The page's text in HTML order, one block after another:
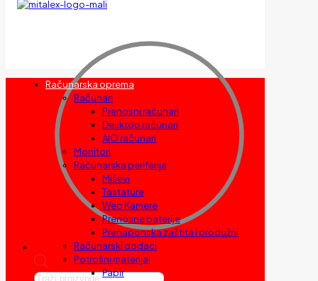
Products
Računarska oprema
Računari
Prenosni računari
Desktop računari
AIO računari
Monitori
Računarska periferija
Miševi
Tastature
Web Kamere
Prenosne baterije
Prenaponska zaštita i produžni
Računarski dodaci
Potrošni materijal
Papir